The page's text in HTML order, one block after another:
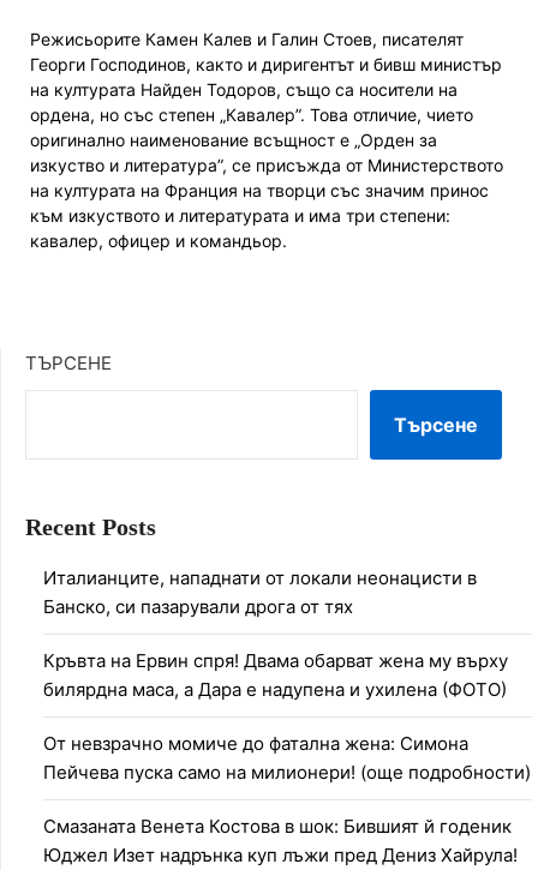
Режисьорите Камен Калев и Галин Стоев, писателят
Георги Господинов, както и диригентът и бивш министър
на културата Найден Тодоров, също са носители на
ордена, но със степен „Кавалер”. Това отличие, чието
оригинално наименование всъщност е „Орден за
изкуство и литература”, се присъжда от Министерството
на културата на Франция на творци със значим принос
към изкуството и литературата и има три степени:
кавалер, офицер и командьор.
ТЪРСЕНЕ
Търсене
Recent Posts
Италианците, нападнати от локали неонацисти в
Банско, си пазарували дрога от тях
Кръвта на Ервин спря! Двама обарват жена му върху
билярдна маса, а Дара е надупена и ухилена (ФОТО)
От невзрачно момиче до фатална жена: Симона
Пейчева пуска само на милионери! (още подробности)
Смазаната Венета Костова в шок: Бившият й годеник
Юджел Изет надрънка куп лъжи пред Дениз Хайрула!